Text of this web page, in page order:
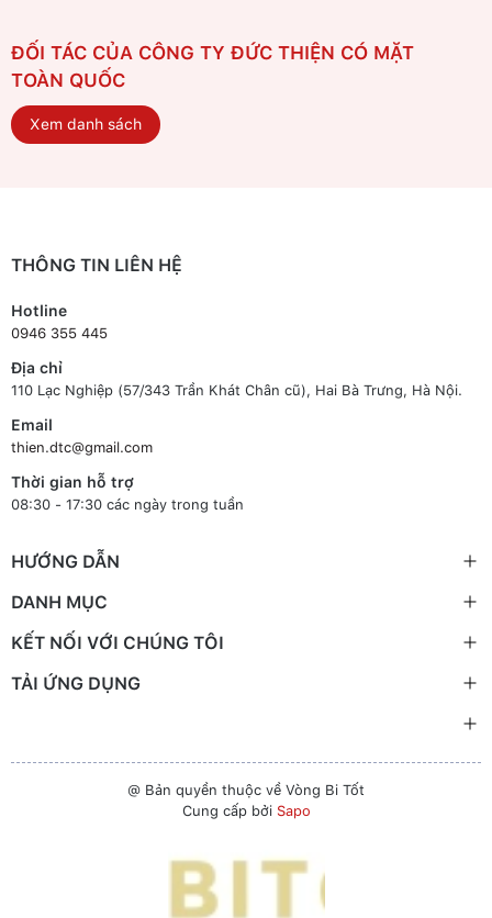
ĐỐI TÁC CỦA CÔNG TY ĐỨC THIỆN CÓ MẶT
TOÀN QUỐC
Xem danh sách
THÔNG TIN LIÊN HỆ
Hotline
0946 355 445
Địa chỉ
110 Lạc Nghiệp (57/343 Trần Khát Chân cũ), Hai Bà Trưng, Hà Nội.
Email
thien.dtc@gmail.com
Thời gian hỗ trợ
08:30 - 17:30 các ngày trong tuần
HƯỚNG DẪN
DANH MỤC
KẾT NỐI VỚI CHÚNG TÔI
TẢI ỨNG DỤNG
@ Bản quyền thuộc về Vòng Bi Tốt
Cung cấp bởi Sapo